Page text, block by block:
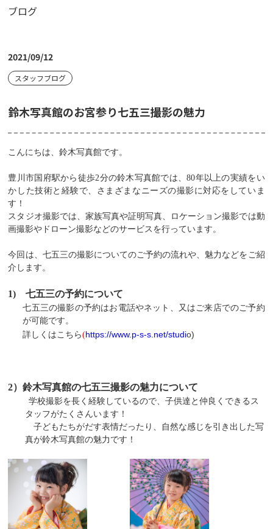
ブログ
2021/09/12
スタッフブログ
鈴木写真館のお宮参り七五三撮影の魅力
こんにちは、鈴木写真館です。
豊川市国府駅から徒歩2分の鈴木写真館では、80年以上の実績をい
かした技術と経験で、さまざまなニーズの撮影に対応をしていま
す！
スタジオ撮影では、家族写真や証明写真、ロケーション撮影では動
画撮影やドローン撮影などのサービスを行っています。
今回は、七五三の撮影についてのご予約の流れや、魅力などをご紹
介します。
1) 七五三の予約について
七五三の撮影の予約はお電話やネット、又はご来店でのご予約
が可能です。
詳しくはこちら(https://www.p-s-s.net/studio)
2）鈴木写真館の七五三撮影の魅力について
学校撮影を長く経験しているので、子供達と仲良くできるス
タッフがたくさんいます！
子どもたちがだす表情だったり、自然な感じを引き出した写
真が鈴木写真館の魅力です！